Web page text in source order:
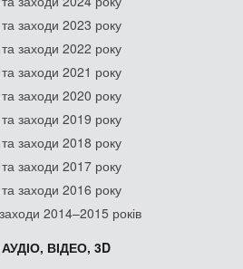
заходи 2023 року
заходи 2022 року
заходи 2021 року
заходи 2020 року
заходи 2019 року
заходи 2018 року
заходи 2017 року
заходи 2016 року
2014–2015 років
ВІДЕО, 3D